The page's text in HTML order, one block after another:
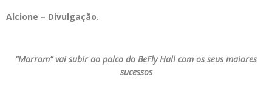
Alcione – Divulgação.
“Marrom” vai subir ao palco do BeFly Hall com os seus maiores
sucessos